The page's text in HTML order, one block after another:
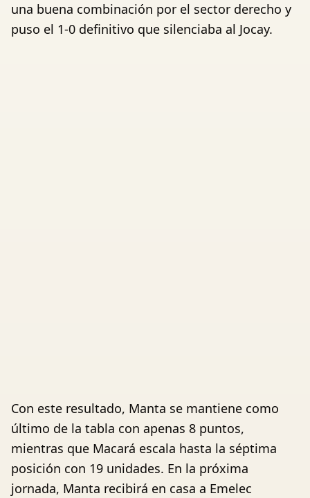
una buena combinación por el sector derecho y
puso el 1-0 definitivo que silenciaba al Jocay.
Con este resultado, Manta se mantiene como
último de la tabla con apenas 8 puntos,
mientras que Macará escala hasta la séptima
posición con 19 unidades. En la próxima
jornada, Manta recibirá en casa a Emelec